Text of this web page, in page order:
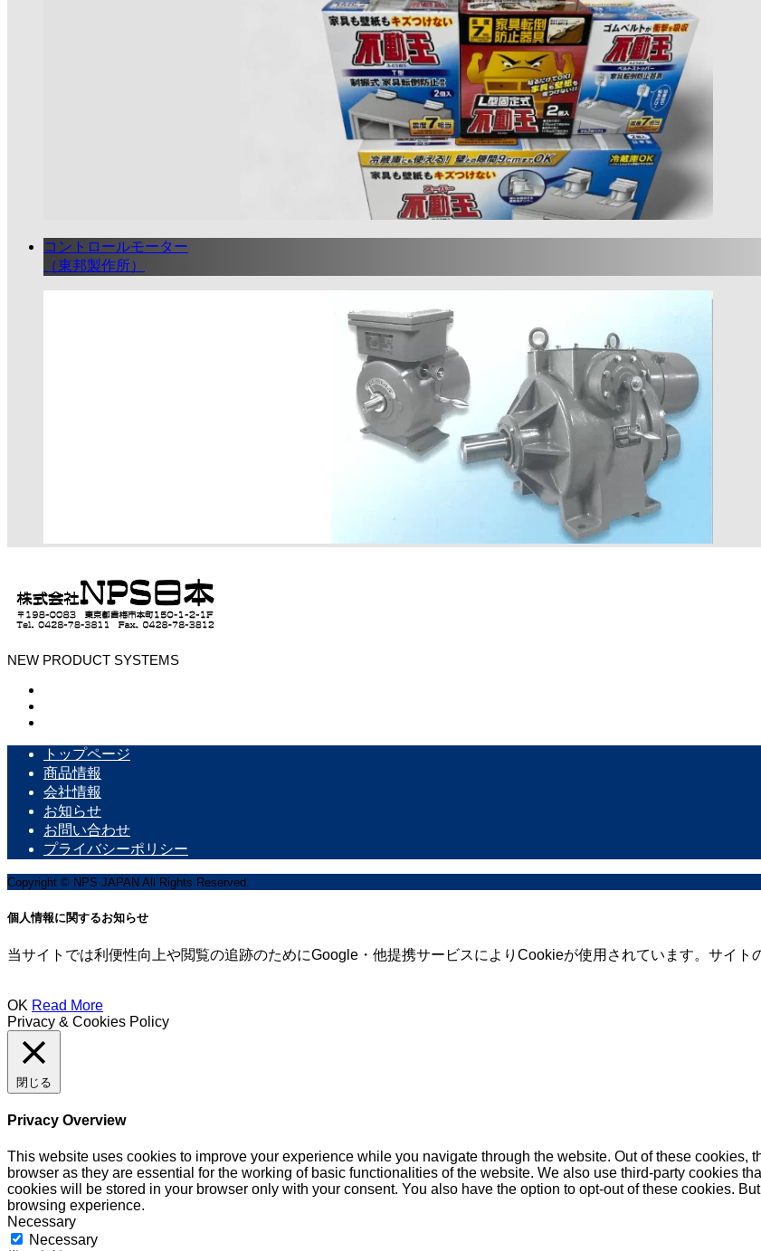
コントロールモーター
（東邦製作所）
NEW PRODUCT SYSTEMS
トップページ
商品情報
会社情報
お知らせ
お問い合わせ
プライバシーポリシー
Copyright © NPS JAPAN All Rights Reserved.
個人情報に関するお知らせ
当サイトでは利便性向上や閲覧の追跡のためにGoogle・他提携サービスによりCookieが使用されています。サイト
OK Read More
Privacy & Cookies Policy
閉じる
Privacy Overview
This website uses cookies to improve your experience while you navigate through the website. Out of these cookies,
browser as they are essential for the working of basic functionalities of the website. We also use third-party cookies
cookies will be stored in your browser only with your consent. You also have the option to opt-out of these cookies.
browsing experience.
Necessary
Necessary